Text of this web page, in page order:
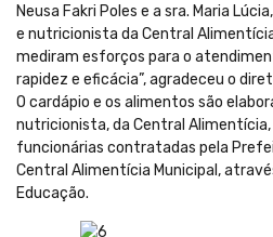
Neusa Fakri Poles e a sra. Maria
e nutricionista da Central
mediram esforços para o
rapidez e eficácia”, agradeceu o
O cardápio e os alimentos são
nutricionista, da Central Alimentícia,
funcionárias contratadas pela
Central Alimentícia Municipal,
Educação.